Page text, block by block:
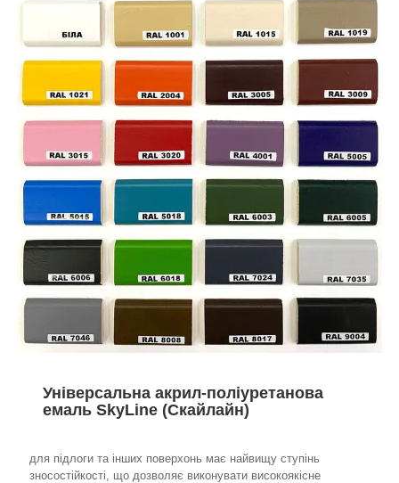
Універсальна акрил-поліуретанова
емаль SkyLine (Скайлайн)
для підлоги та інших поверхонь має найвищу ступінь
зносостійкості, що дозволяє виконувати високоякісне